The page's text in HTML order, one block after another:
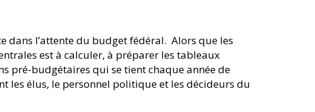
dans l’attente du budget fédéral. Alors que les
est à calculer, à préparer les tableaux
pré-budgétaires qui se tient chaque année de
les élus, le personnel politique et les décideurs du